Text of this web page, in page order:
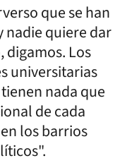
que se han
nadie quiere dar
digamos. Los
universitarias
nada que
de cada
los barrios